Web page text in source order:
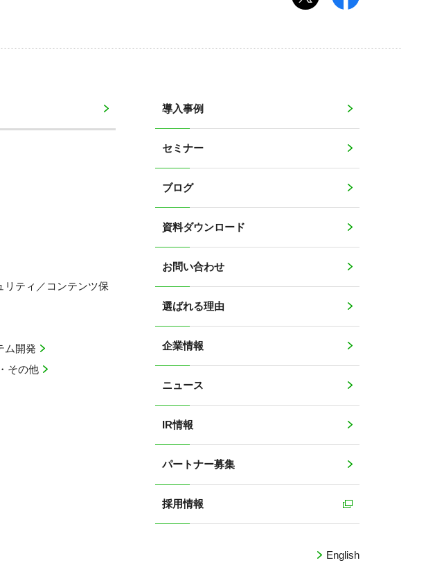
リティ／コンテンツ保
ム開発
その他
導入事例
セミナー
ブログ
資料ダウンロード
お問い合わせ
選ばれる理由
企業情報
ニュース
IR情報
パートナー募集
採用情報
English